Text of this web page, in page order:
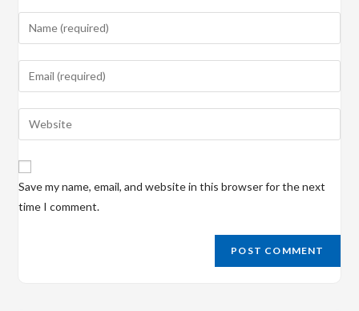
Enter
your
name
to
comment
Enter
your
email
address
comment
Enter
your
website
URL
Save my name, email, and website in this browser for the next
time I comment.